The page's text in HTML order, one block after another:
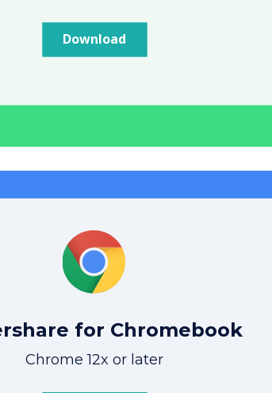
Download
for Chromebook
Chrome 12x or later